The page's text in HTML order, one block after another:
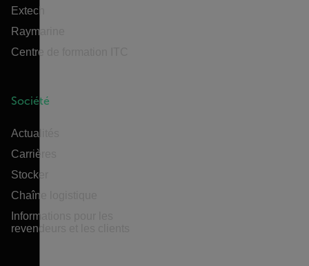
Extech
Raymarine
Centre de formation ITC
Société
Actualités
Carrières
Stocker
Chaîne logistique
Informations pour les
revendeurs et les clients